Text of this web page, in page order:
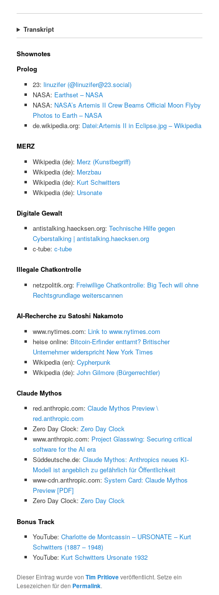
Transkript
Shownotes
Prolog
23: linuzifer (@linuzifer@23.social)
NASA: Earthset – NASA
NASA: NASA’s Artemis II Crew Beams Official Moon Flyby
Photos to Earth – NASA
de.wikipedia.org: Datei:Artemis II in Eclipse.jpg – Wikipedia
MERZ
Wikipedia (de): Merz (Kunstbegriff)
Wikipedia (de): Merzbau
Wikipedia (de): Kurt Schwitters
Wikipedia (de): Ursonate
Digitale Gewalt
antistalking.haecksen.org: Technische Hilfe gegen
Cyberstalking | antistalking.haecksen.org
c-tube: c-tube
Illegale Chatkontrolle
netzpolitik.org: Freiwillige Chatkontrolle: Big Tech will ohne
Rechtsgrundlage weiterscannen
AI-Recherche zu Satoshi Nakamoto
www.nytimes.com: Link to www.nytimes.com
heise online: Bitcoin-Erfinder enttarnt? Britischer
Unternehmer widerspricht New York Times
Wikipedia (en): Cypherpunk
Wikipedia (de): John Gilmore (Bürgerrechtler)
Claude Mythos
red.anthropic.com: Claude Mythos Preview \
red.anthropic.com
Zero Day Clock: Zero Day Clock
www.anthropic.com: Project Glasswing: Securing critical
software for the AI era
Süddeutsche.de: Claude Mythos: Anthropics neues KI-
Modell ist angeblich zu gefährlich für Öffentlichkeit
www-cdn.anthropic.com: System Card: Claude Mythos
Preview [PDF]
Zero Day Clock: Zero Day Clock
Bonus Track
YouTube: Charlotte de Montcassin – URSONATE – Kurt
Schwitters (1887 – 1948)
YouTube: Kurt Schwitters Ursonate 1932
Dieser Eintrag wurde vonTim Pritloveveröffentlicht. Setze ein
Lesezeichen für den Permalink.